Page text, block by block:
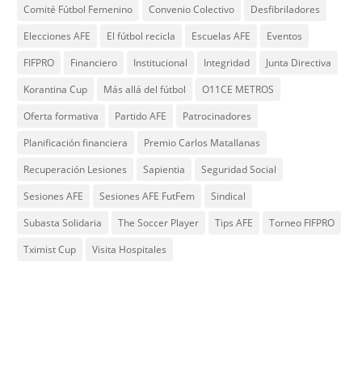
Comité Fútbol Femenino
Convenio Colectivo
Desfibriladores
Elecciones AFE
El fútbol recicla Escuelas AFE
Eventos
FIFPRO
Financiero Institucional Integridad
Junta Directiva
Korantina Cup
Más allá del fútbol
O11CE METROS
Oferta formativa
Partido AFE
Patrocinadores
Planificación financiera
Premio Carlos Matallanas
Recuperación Lesiones
Sapientia
Seguridad Social
Sesiones AFE
Sesiones AFE FutFem
Sindical
Subasta Solidaria
The Soccer Player Tips AFE
Torneo FIFPRO
Tximist Cup
Visita Hospitales